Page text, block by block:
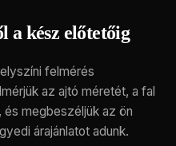
a kész előtetőig
felmérés
az ajtó méretét, a fal
megbeszéljük az ön
árajánlatot adunk.